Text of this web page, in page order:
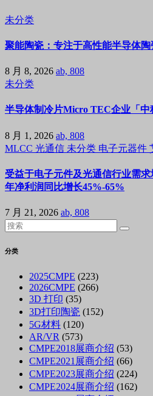
未分类
聚能陶瓷：专注于高性能半导体
8 月 8, 2026 ab, 808
未分类
半导体制冷片Micro TEC企业「
8 月 1, 2026 ab, 808
MLCC 光通信 未分类 电子元器件
受益于电子元件及光通信行业需
年净利润同比增长45%-65%
7 月 21, 2026 ab, 808
分类
2025CMPE (223)
2026CMPE (266)
3D 打印 (35)
3D打印陶瓷 (152)
5G材料 (120)
AR/VR (573)
CMPE2018展商介绍 (53)
CMPE2021展商介绍 (66)
CMPE2023展商介绍 (224)
CMPE2024展商介绍 (162)